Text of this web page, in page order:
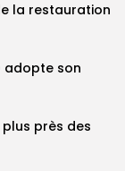
la restauration
adopte son
plus près des